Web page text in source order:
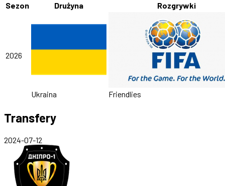
Sezon
Drużyna Rozgrywki
2026
Ukraina Friendlies
Transfery
2024-07-12